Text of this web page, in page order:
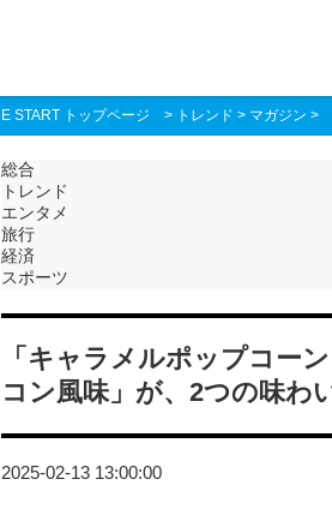
E START トップページ > トレンド > マガジン >
総合
トレンド
エンタメ
旅行
経済
スポーツ
「キャラメルポップコー
コン風味」が、2つの味わ
2025-02-13 13:00:00